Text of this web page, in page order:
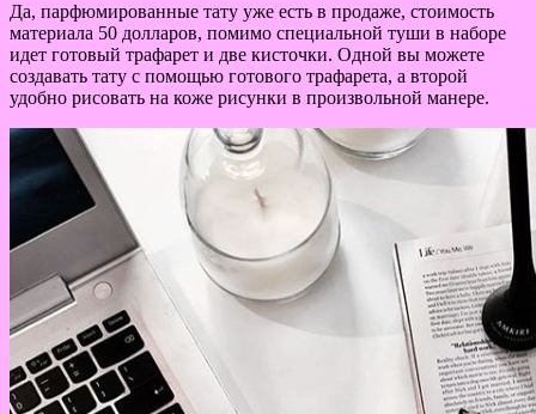
Да, парфюмированные тату уже есть в продаже, стоимость
материала 50 долларов, помимо специальной туши в наборе
идет готовый трафарет и две кисточки. Одной вы можете
создавать тату с помощью готового трафарета, а второй
удобно рисовать на коже рисунки в произвольной манере.